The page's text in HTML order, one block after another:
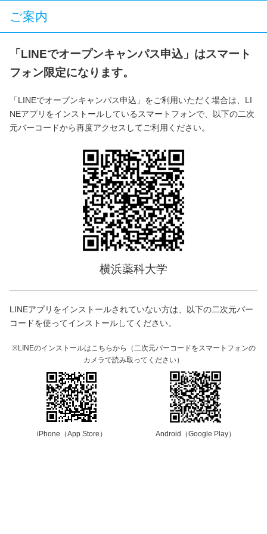
ご案内
「LINEでオープンキャンパス申込」はスマート
フォン限定になります。
「LINEでオープンキャンパス申込」をご利用いただく場合は、LI
NEアプリをインストールしているスマートフォンで、以下の二次
元バーコードから再度アクセスしてご利用ください。
横浜薬科大学
LINEアプリをインストールされていない方は、以下の二次元バー
コードを使ってインストールしてください。
※LINEのインストールはこちらから（二次元バーコードをスマートフォンの
カメラで読み取ってください）
iPhone（App Store） Android（Google Play）